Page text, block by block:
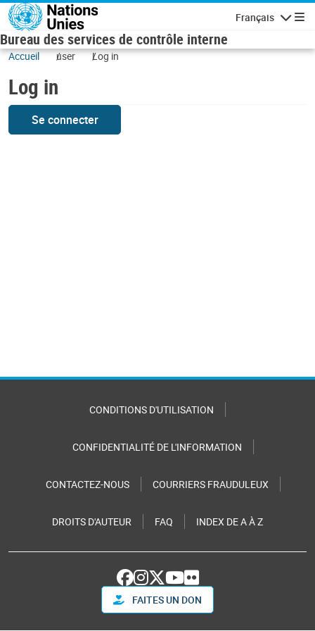
Skip to main content
Français
Bureau des services de contrôle interne
Accueil user Log in
Log in
Se connecter
CONDITIONS D'UTILISATION
CONFIDENTIALITÉ DE L'INFORMATION
CONTACTEZ-NOUS COURRIERS FRAUDULEUX
DROITS D'AUTEUR FAQ INDEX DE A À Z
FAITES UN DON